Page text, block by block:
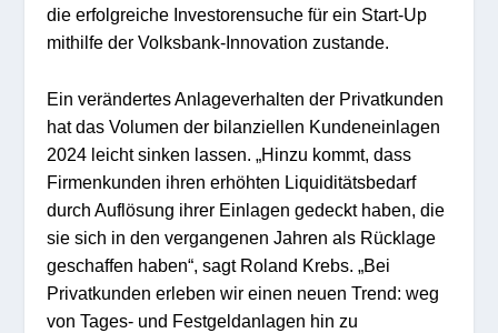
die erfolgreiche Investorensuche für ein Start-Up
mithilfe der Volksbank-Innovation zustande.
Ein verändertes Anlageverhalten der Privatkunden
hat das Volumen der bilanziellen Kundeneinlagen
2024 leicht sinken lassen. „Hinzu kommt, dass
Firmenkunden ihren erhöhten Liquiditätsbedarf
durch Auflösung ihrer Einlagen gedeckt haben, die
sie sich in den vergangenen Jahren als Rücklage
geschaffen haben“, sagt Roland Krebs. „Bei
Privatkunden erleben wir einen neuen Trend: weg
von Tages- und Festgeldanlagen hin zu